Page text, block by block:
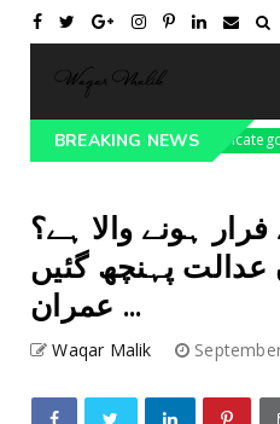
BREAKING NEWS
On India || P...
ہونے والا ہے؟
عدالت پہنچھ گئیں
عمران ...
Waqar Malik